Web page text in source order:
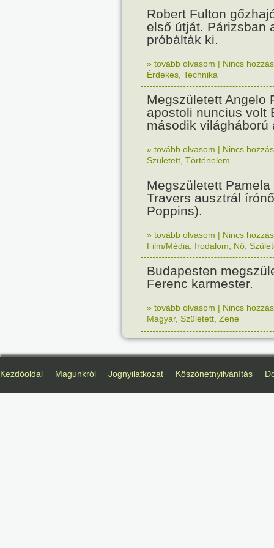
Robert Fulton
első útját. Párizsban
próbálták ki.
» tovább olvasom | Nincs
Érdekes Technika
Megszületett Angelo
apostoli nuncius volt
második világháború
» tovább olvasom | Nincs
Született Történelem
Megszületett Pamela
Travers ausztrál
Poppins).
» tovább olvasom | Nincs
Film/Média
Irodalom Nő
Budapesten
Ferenc karmester.
» tovább olvasom | Nincs
Magyar, Született Zene
Kezdőoldal Magunkról Jognyilatkozat Köszönetnyilvánítás